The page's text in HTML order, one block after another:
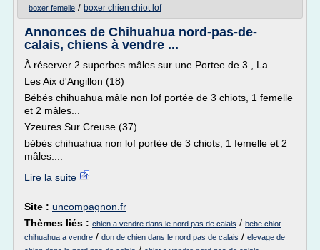
boxer femelle / boxer chien chiot lof
Annonces de Chihuahua nord-pas-de-
calais, chiens à vendre ...
À réserver 2 superbes mâles sur une Portee de 3 , La...
Les Aix d'Angillon (18)
Bébés chihuahua mâle non lof portée de 3 chiots, 1 femelle
et 2 mâles...
Yzeures Sur Creuse (37)
bébés chihuahua non lof portée de 3 chiots, 1 femelle et 2
mâles....
Lire la suite
Site : uncompagnon.fr
Thèmes liés : chien a vendre dans le nord pas de calais / bebe chiot
chihuahua a vendre / don de chien dans le nord pas de calais / elevage de